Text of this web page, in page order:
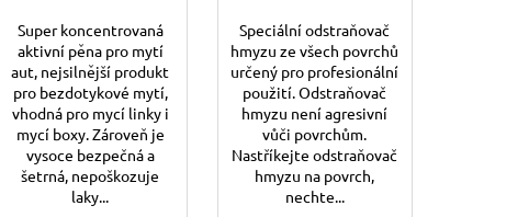
Super koncentrovaná
aktivní pěna pro mytí
aut, nejsilnější produkt
pro bezdotykové mytí,
vhodná pro mycí linky i
mycí boxy. Zároveň je
vysoce bezpečná a
šetrná, nepoškozuje
laky...
Speciální odstraňovač
hmyzu ze všech povrchů
určený pro profesionální
použití. Odstraňovač
hmyzu není agresivní
vůči povrchům.
Nastříkejte odstraňovač
hmyzu na povrch,
nechte...